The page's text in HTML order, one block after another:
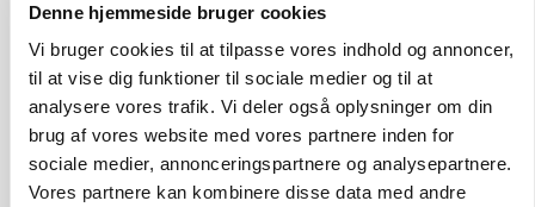
Denne hjemmeside bruger cookies
Vi bruger cookies til at tilpasse vores indhold og annoncer,
til at vise dig funktioner til sociale medier og til at
analysere vores trafik. Vi deler også oplysninger om din
brug af vores website med vores partnere inden for
sociale medier, annonceringspartnere og analysepartnere.
Vores partnere kan kombinere disse data med andre
PLANTER
Før såmaskinen kører: Her er efterårets største
skadedyrsrisici
Loading...